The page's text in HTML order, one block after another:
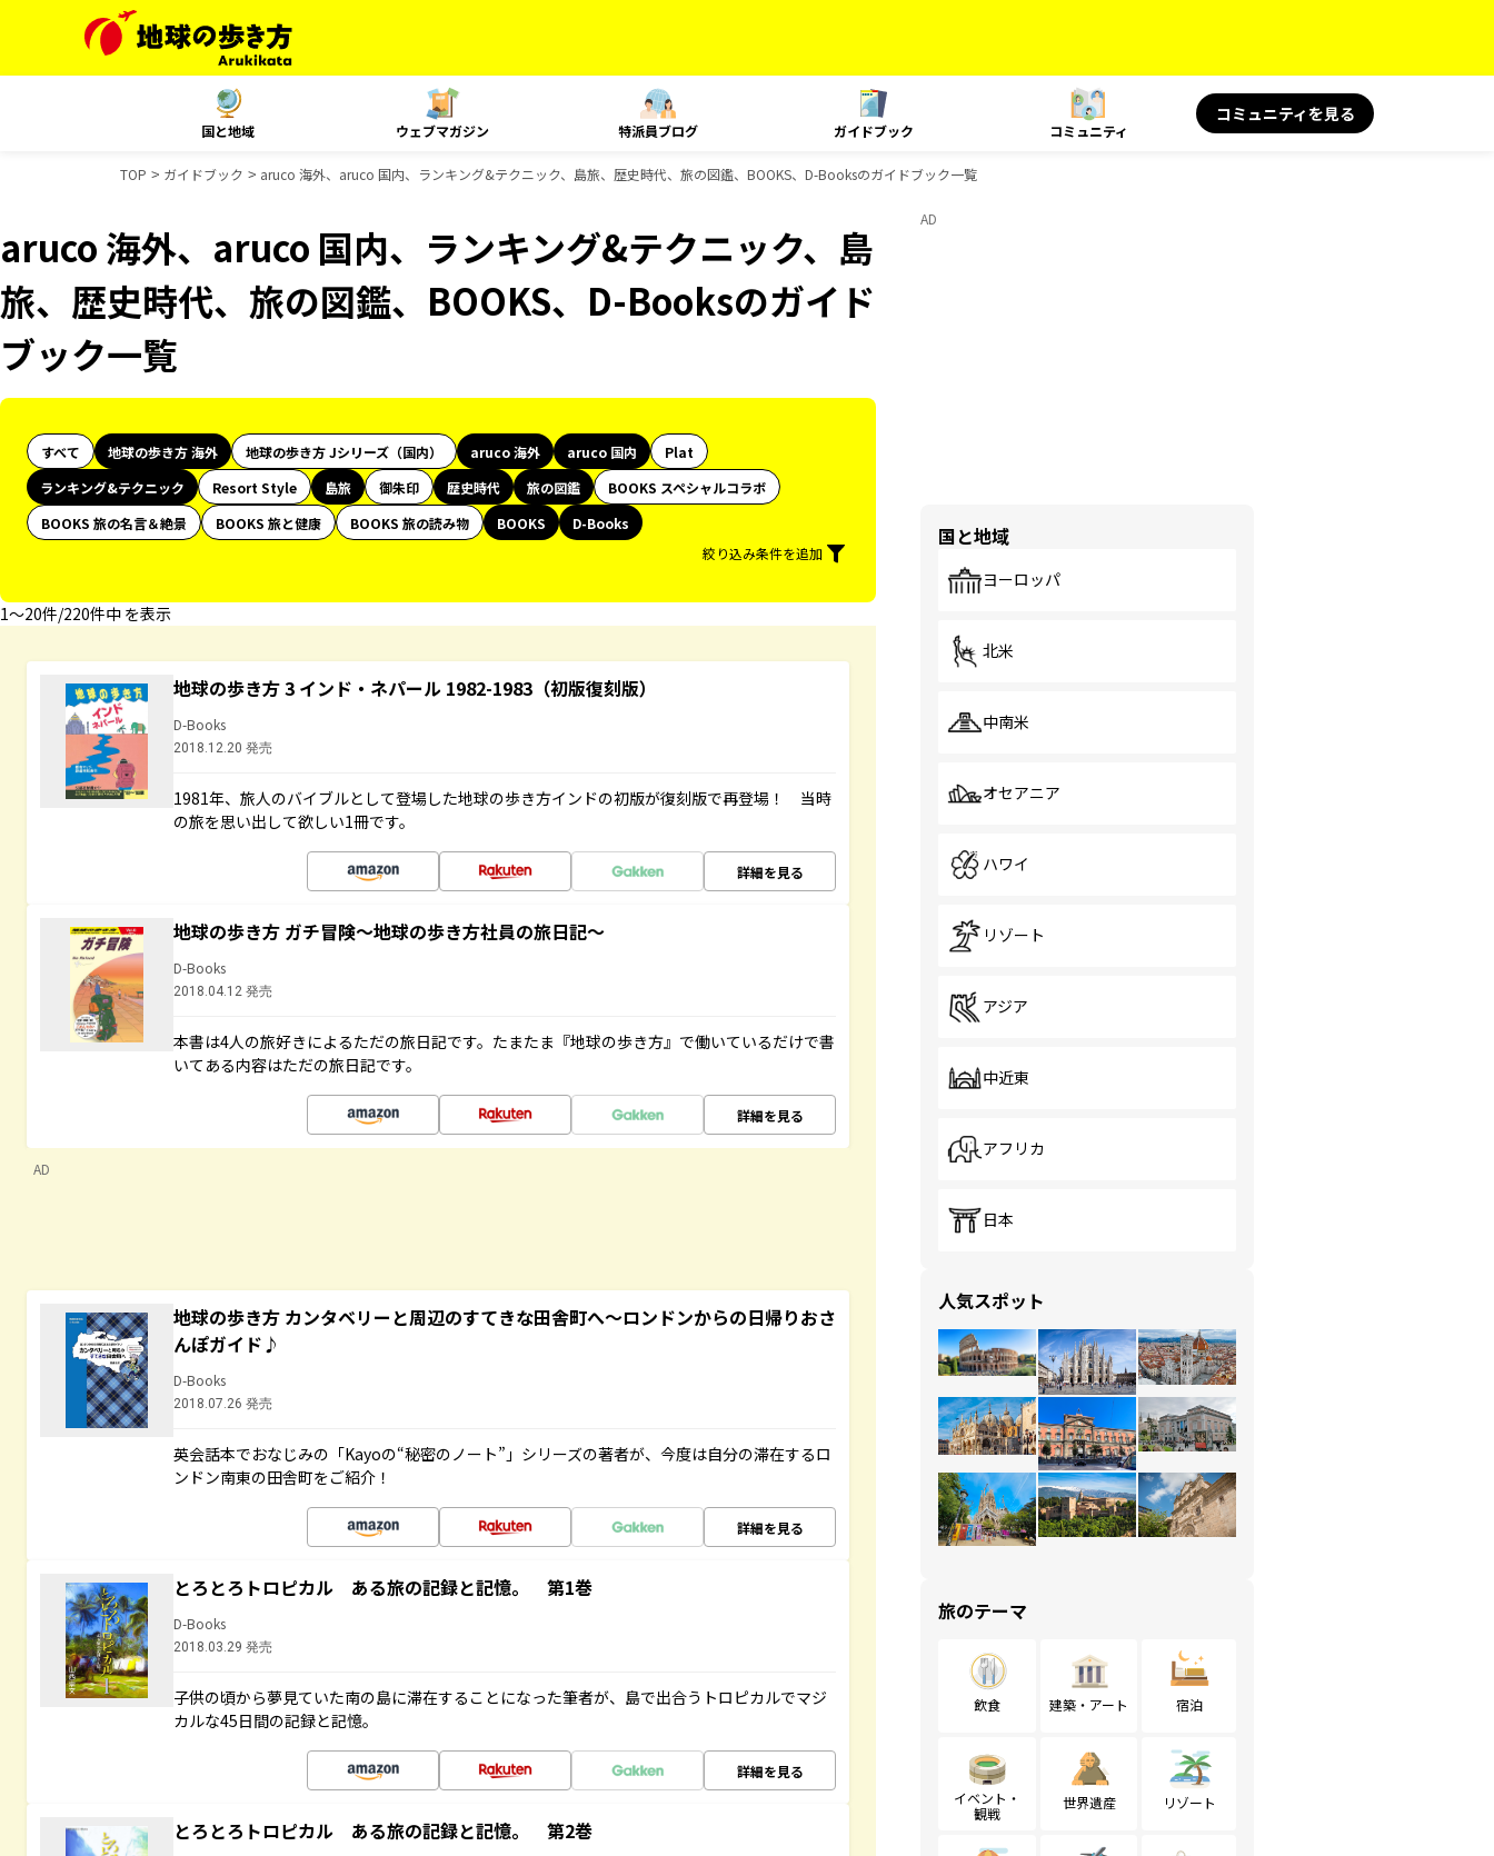
国と地域 ウェブマガジン 特派員ブログ ガイドブック コミュニティ
コミュニティを見る
TOP ガイドブック aruco 海外、aruco 国内、ランキング&テクニック、島旅、歴史時代、旅の図鑑、BOOKS、D-Booksのガイドブック一覧
aruco 海外、aruco 国内、ランキング&テクニック、島
旅、歴史時代、旅の図鑑、BOOKS、D-Booksのガイド
ブック一覧
すべて 地球の歩き方 海外 地球の歩き方 Jシリーズ（国内） aruco 海外 aruco 国内
Plat
ランキング&テクニック
Resort Style 島旅 御朱印 歴史時代 旅の図鑑
BOOKS スペシャルコラボ
BOOKS 旅の名言＆絶景
BOOKS 旅と健康 BOOKS 旅の読み物 BOOKS
D-Books
絞り込み条件を追加
1〜20件/220件中 を表示
地球の歩き方 3 インド・ネパール 1982-1983（初版復刻版）
D-Books
2018.12.20 発売
1981年、旅人のバイブルとして登場した地球の歩き方インドの初版が復刻版で再登場！ 当時
の旅を思い出して欲しい1冊です。
詳細を見る
地球の歩き方 ガチ冒険～地球の歩き方社員の旅日記～
D-Books
2018.04.12 発売
本書は4人の旅好きによるただの旅日記です。たまたま『地球の歩き方』で働いているだけで書
いてある内容はただの旅日記です。
詳細を見る
AD
地球の歩き方 カンタベリーと周辺のすてきな田舎町へ～ロンドンからの日帰りおさ
んぽガイド♪
D-Books
2018.07.26 発売
英会話本でおなじみの「Kayoの“秘密のノート”」シリーズの著者が、今度は自分の滞在するロ
ンドン南東の田舎町をご紹介！
詳細を見る
とろとろトロピカル ある旅の記録と記憶。 第1巻
D-Books
2018.03.29 発売
子供の頃から夢見ていた南の島に滞在することになった筆者が、島で出合うトロピカルでマジ
カルな45日間の記録と記憶。
詳細を見る
とろとろトロピカル ある旅の記録と記憶。 第2巻
AD
国と地域
ヨーロッパ
北米
中南米
オセアニア
ハワイ
リゾート
アジア
中近東
アフリカ
日本
人気スポット
旅のテーマ
飲食 建築・アート 宿泊
イベント・
観戦
世界遺産 リゾート